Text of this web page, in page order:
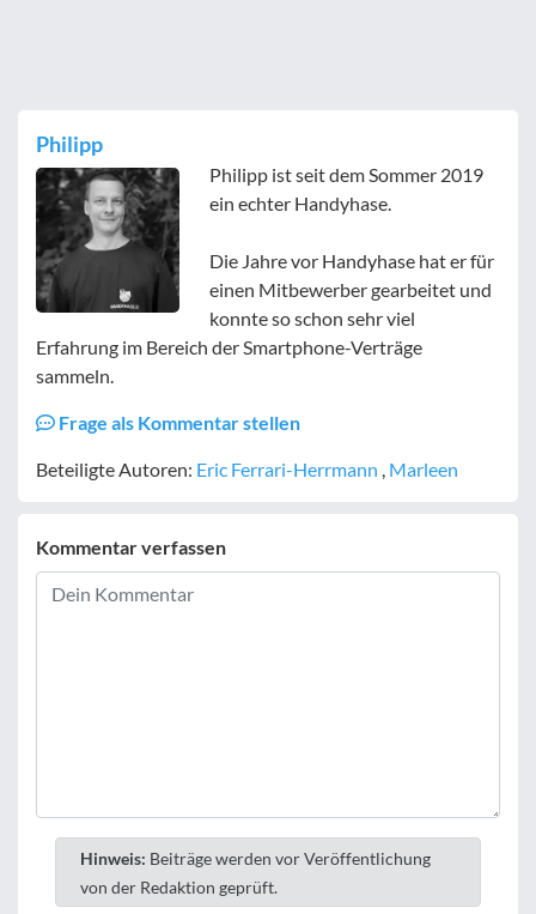
Philipp
Philipp ist seit dem Sommer 2019
ein echter Handyhase.
Die Jahre vor Handyhase hat er für
einen Mitbewerber gearbeitet und
konnte so schon sehr viel
Erfahrung im Bereich der Smartphone-Verträge
sammeln.
Frage als Kommentar stellen
Beteiligte Autoren: Eric Ferrari-Herrmann , Marleen
Kommentar verfassen
Hinweis: Beiträge werden vor Veröffentlichung
von der Redaktion geprüft.